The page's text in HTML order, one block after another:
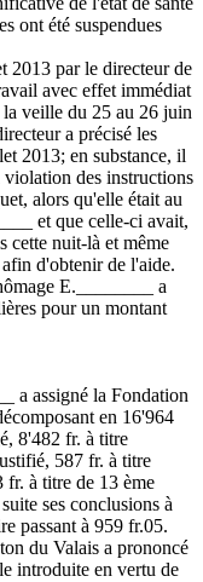
ont été suspendues
2013 par le directeur de
avec effet immédiat
la veille du 25 au 26 juin
a précisé les
2013; en substance, il
des instructions
alors qu'elle était au
et que celle-ci avait,
cette nuit-là et même
d'obtenir de l'aide.
E.________ a
pour un montant
a assigné la Fondation
en 16'964
8'482 fr. à titre
587 fr. à titre
fr. à titre de 13 ème
ses conclusions à
passant à 959 fr.05.
du Valais a prononcé
introduite en vertu de